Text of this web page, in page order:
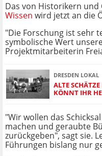
Das von Historikern
Wissen wird jetzt an die
"Die Forschung ist sehr
symbolische Wert
Projektmitarbeiterin
DRESDEN LOKAL
ALTE
KÖNNT IHR
"Wir wollen das
machen und geraubte
zurückgeben", sagt sie.
Führungen bislang nur